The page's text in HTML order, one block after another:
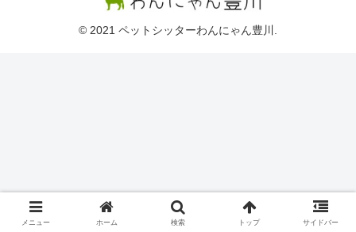
© 2021 ペットシッターわんにゃん豊川.
メニュー ホーム 検索 トップ サイドバー